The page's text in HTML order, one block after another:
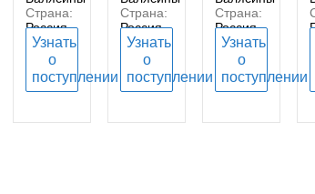
Страна:
Россия
Узнать
о
поступлении
Страна:
Россия
Узнать
о
поступлении
Страна:
Россия
Узнать
о
поступлении